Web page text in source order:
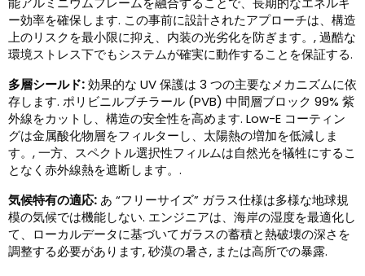
ー効率を確保します. この事前に設計されたアプローチは、構造
上のリスクを最小限に抑え、内装の光劣化を防ぎます。, 過酷な
環境ストレス下でもシステムが確実に動作することを保証する.
多層シールド:効果的な UV 保護は 3 つの主要なメカニズムに依
存します. ポリビニルブチラール (PVB) 中間層ブロック 99% 紫
外線をカットし、構造の安全性を高めます. Low-E コーティン
グは金属酸化物層をフィルターし、太陽熱の増加を低減しま
す。, 一方、スペクトル選択性フィルムは自然光を犠牲にするこ
となく赤外線熱を遮断します。.
気候特有の適応: あ “フリーサイズ” ガラス仕様は多様な地球規
模の気候では機能しない. エンジニアは、海岸の湿度を最適化し
て、ローカルデータに基づいてガラスの蓄積と熱破壊の深さを
調整する必要があります, 砂漠の暑さ, または高所での暴露.